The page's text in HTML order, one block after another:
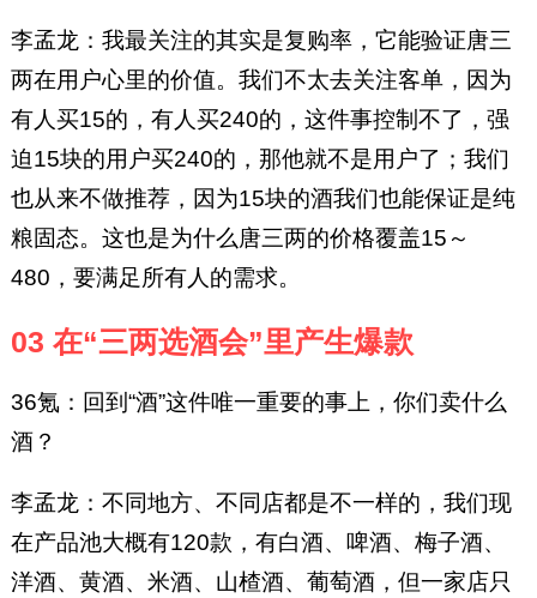
李孟龙：我最关注的其实是复购率，它能验证唐三
两在用户心里的价值。我们不太去关注客单，因为
有人买15的，有人买240的，这件事控制不了，强
迫15块的用户买240的，那他就不是用户了；我们
也从来不做推荐，因为15块的酒我们也能保证是纯
粮固态。这也是为什么唐三两的价格覆盖15～
480，要满足所有人的需求。
03 在“三两选酒会”里产生爆款
36氪：回到“酒”这件唯一重要的事上，你们卖什么
酒？
李孟龙：不同地方、不同店都是不一样的，我们现
在产品池大概有120款，有白酒、啤酒、梅子酒、
洋酒、黄酒、米酒、山楂酒、葡萄酒，但一家店只